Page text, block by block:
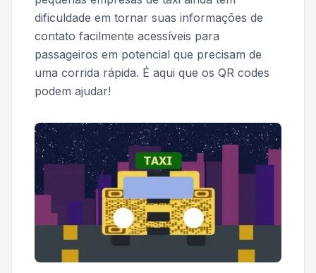
dificuldade em tornar suas informações de
contato facilmente acessíveis para
passageiros em potencial que precisam de
uma corrida rápida. É aqui que os QR codes
podem ajudar!